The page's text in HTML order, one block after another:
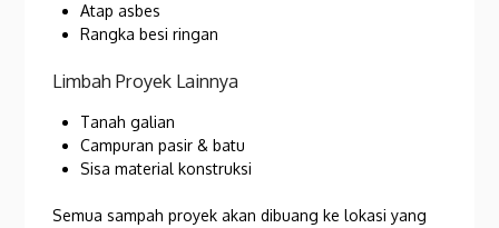
Atap asbes
Rangka besi ringan
Limbah Proyek Lainnya
Tanah galian
Campuran pasir & batu
Sisa material konstruksi
Semua sampah proyek akan dibuang ke lokasi yang